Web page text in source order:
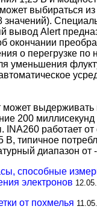
выбираться
значений).
вывод Alert
окончании
о перегрузке по
уменьшения
выдерживать
200
INA260 работает от
В, типичное
диапазон от
способные
электронов
от похмелья